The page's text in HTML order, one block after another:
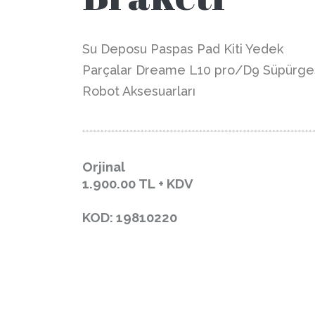
Su Deposu Paspas Pad Kiti Yedek
Parçalar Dreame L10 pro/D9
Robot Aksesuarları
Orjinal
1.900.00 TL + KDV
KOD: 19810220